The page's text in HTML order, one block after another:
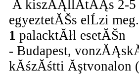
A kiszĂĄllĂ­tĂĄs 2-5
egyeztetĂŠs elĹzi meg.
1 palacktĂłl esetĂŠn
- Budapest,
kĂśzĂśtti Ăştvonalon